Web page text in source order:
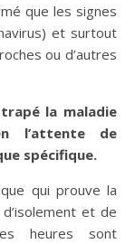
que les signes
et surtout
ou d’autres
la maladie
l’attente de
spécifique.
qui prouve la
et de
heures sont